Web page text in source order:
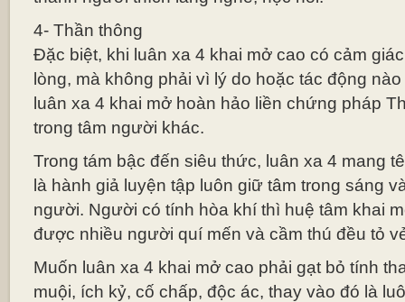
4- Thần thông
Đặc biệt, khi luân xa 4 khai mở cao có cảm
lòng, mà không phải vì lý do hoặc tác động
luân xa 4 khai mở hoàn hảo liền chứng pháp
trong tâm người khác.
Trong tám bậc đến siêu thức, luân xa 4 mang
là hành giả luyện tập luôn giữ tâm trong sáng
người. Người có tính hòa khí thì huệ tâm khai
được nhiều người quí mến và cầm thú đều tỏ
Muốn luân xa 4 khai mở cao phải gạt bỏ tính
muội, ích kỷ, cố chấp, độc ác, thay vào đó là